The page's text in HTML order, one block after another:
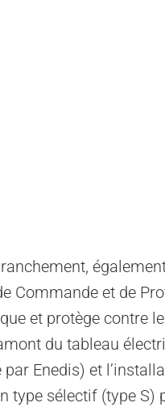
Commande et de
et protège contre
du tableau
Enedis) et
type sélectif (type